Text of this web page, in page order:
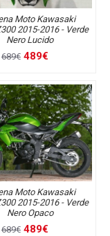
Moto Kawasaki
2015-2016 - Verde
Nero Lucido
689€ 489€
Moto Kawasaki
2015-2016 - Verde
Nero Opaco
689€ 489€